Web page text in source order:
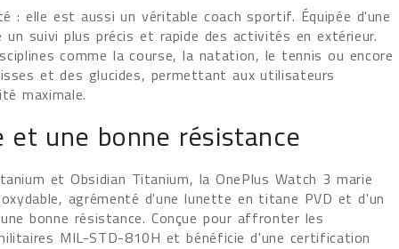
: elle est aussi un véritable coach sportif. Équipée d'une
un suivi plus précis et rapide des activités en extérieur.
comme la course, la natation, le tennis ou encore
et des glucides, permettant aux utilisateurs
maximale.
et une bonne résistance
et Obsidian Titanium, la OnePlus Watch 3 marie
agrémenté d'une lunette en titane PVD et d'un
bonne résistance. Conçue pour affronter les
MIL-STD-810H et bénéficie d'une certification